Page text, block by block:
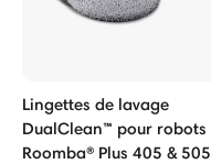
Lingettes de lavage
DualClean™ pour robots
Roomba® Plus 405 & 505